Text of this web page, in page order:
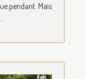
pendant. Mais